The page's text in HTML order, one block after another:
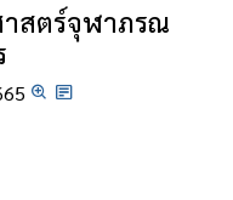
าสตร์จุฬาภรณ